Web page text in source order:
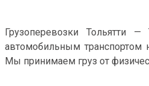
Грузоперевозки Тольятти —
автомобильным транспортом
Мы принимаем груз от